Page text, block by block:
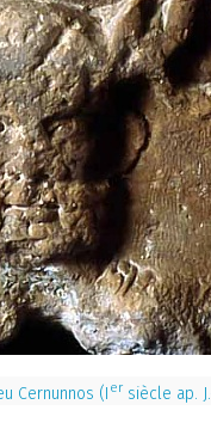
Cernunnos (I er siècle ap.